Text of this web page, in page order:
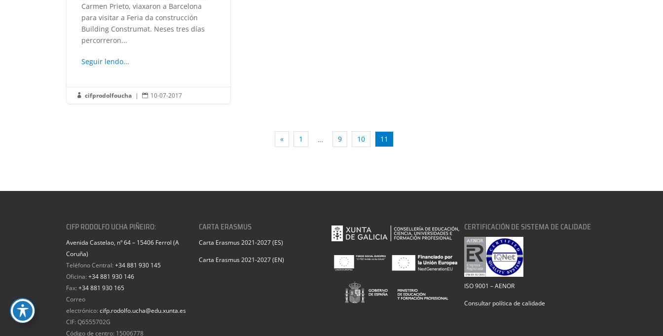
Carmen Prieto, viaxaron a Barcelona
para visitar a Feria da construcción
Building Construmat. Neses tres días
percorreron...
Seguir lendo...
 cifprodolfoucha |  10-07-2017
« 1 … 9 10 11
CIFP RODOLFO UCHA PIÑEIRO:
Avenida Castelao, nº 64 – 15406 Ferrol (A
Coruña)
Teléfono Central:+34 881 930 145
Oficina:+34 881 930 146
Fax:+34 881 930 165
Correo
electrónico:cifp.rodolfo.ucha@edu.xunta.es
CIF: Q6555702G
Código de centro: 15006778
CARTA ERASMUS
Carta Erasmus 2021-2027 (ES)
Carta Erasmus 2021-2027 (EN)
CERTIFICACIÓN DE SISTEMA DE CALIDADE
ISO 9001 – AENOR
Consultar política de calidade